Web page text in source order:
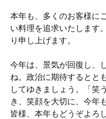
本年も、多くのお客様に
い料理を追求いたします
り申し上げます。
今年は、景気が回復し、
ね。政治に期待するとと
してゆきましょう。「笑
き、笑顔を大切に、今年
皆様、本年もどうぞよろ